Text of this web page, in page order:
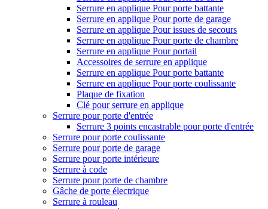
Serrure en applique Pour porte battante
Serrure en applique Pour porte de garage
Serrure en applique Pour issues de secours
Serrure en applique Pour porte de chambre
Serrure en applique Pour portail
Accessoires de serrure en applique
Serrure en applique Pour porte battante
Serrure en applique Pour porte coulissante
Plaque de fixation
Clé pour serrure en applique
Serrure pour porte d'entrée
Serrure 3 points encastrable pour porte d'entrée
Serrure pour porte coulissante
Serrure pour porte de garage
Serrure pour porte intérieure
Serrure à code
Serrure pour porte de chambre
Gâche de porte électrique
Serrure à rouleau